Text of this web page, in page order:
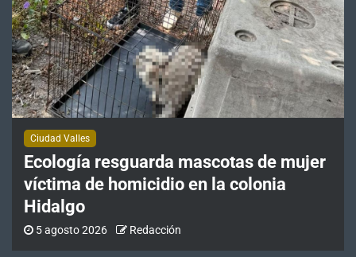
Cuatro personas han solicitado
información para realizar cambio de
identidad en Ciudad Valles
Ciudad Valles
Ricardo Gallardo anuncia carreteras,
escuelas y más apoyos para Villa de
Guadalupe
Estatal
Más colonias de Ciudad Valles cuentan
con calles mejor iluminadas
Ciudad Valles
Ciudad Valles
Ecología resguarda mascotas de mujer
víctima de homicidio en la colonia
Hidalgo
5 agosto 2026 Redacción